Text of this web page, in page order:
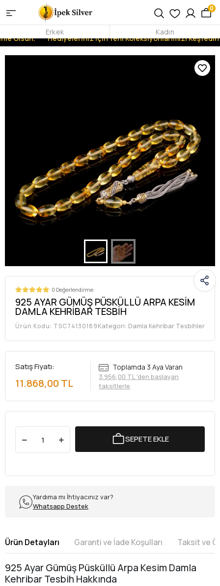
Olsun. Hediyeleriniz İçin Yeni Koleksiyonlarımızı Keşfedin!
0
Erkek Kadın
0 Değerlendirme
925 AYAR GÜMÜŞ PÜSKÜLLÜ ARPA KESİM
DAMLA KEHRİBAR TESBİH
Ürün Kodu: TSC74130189Kategori: Damla Kehribar Tesbihler
Satış Fiyatı:
11.868,00 TL
Toplamda 3 Aya Varan
3.956,00 TL 'den başlayan
taksitlerle
SEPETE EKLE
Yardıma mı İhtiyacınız var?
Whatsapp Destek
Ürün Detayları Garanti ve İade Koşulları Taksit ve
925 Ayar Gümüş Püsküllü Arpa Kesim Damla
Kehribar Tesbih Hakkında